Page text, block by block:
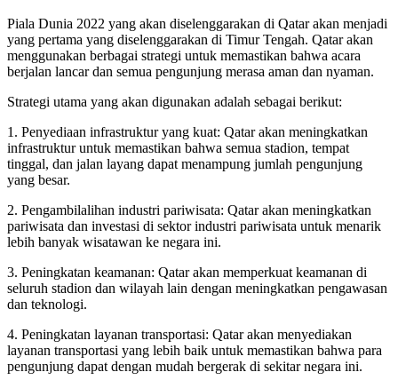
Piala Dunia 2022 yang akan diselenggarakan di Qatar akan menjadi
yang pertama yang diselenggarakan di Timur Tengah. Qatar akan
menggunakan berbagai strategi untuk memastikan bahwa acara
berjalan lancar dan semua pengunjung merasa aman dan nyaman.
Strategi utama yang akan digunakan adalah sebagai berikut:
1. Penyediaan infrastruktur yang kuat: Qatar akan meningkatkan
infrastruktur untuk memastikan bahwa semua stadion, tempat
tinggal, dan jalan layang dapat menampung jumlah pengunjung
yang besar.
2. Pengambilalihan industri pariwisata: Qatar akan meningkatkan
pariwisata dan investasi di sektor industri pariwisata untuk menarik
lebih banyak wisatawan ke negara ini.
3. Peningkatan keamanan: Qatar akan memperkuat keamanan di
seluruh stadion dan wilayah lain dengan meningkatkan pengawasan
dan teknologi.
4. Peningkatan layanan transportasi: Qatar akan menyediakan
layanan transportasi yang lebih baik untuk memastikan bahwa para
pengunjung dapat dengan mudah bergerak di sekitar negara ini.